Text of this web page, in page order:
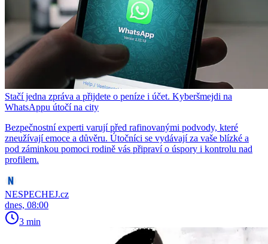
Stačí jedna zpráva a přijdete o peníze i účet. Kyberšmejdi na
WhatsAppu útočí na city
Bezpečnostní experti varují před rafinovanými podvody, které
zneužívají emoce a důvěru. Útočníci se vydávají za vaše blízké a
pod záminkou pomoci rodině vás připraví o úspory i kontrolu nad
profilem.
NESPECHEJ.cz
dnes, 08:00
3 min